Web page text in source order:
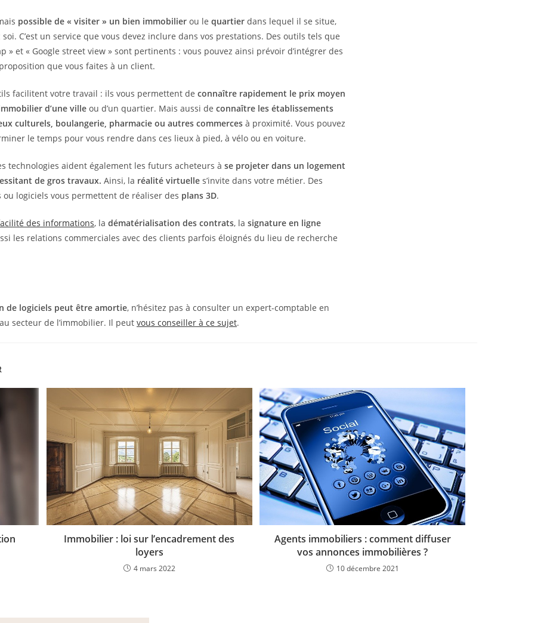
possible de « visiter » un bien immobilier ou le quartier dans lequel il se situe,
C’est un service que vous devez inclure dans vos prestations. Des outils tels que
» et « Google street view » sont pertinents : vous pouvez ainsi prévoir d’intégrer des
que vous faites à un client.
facilitent votre travail : ils vous permettent de connaître rapidement le prix moyen
d’une ville ou d’un quartier. Mais aussi de connaître les établissements
culturels, boulangerie, pharmacie ou autres commerces à proximité. Vous pouvez
le temps pour vous rendre dans ces lieux à pied, à vélo ou en voiture.
technologies aident également les futurs acheteurs à se projeter dans un logement
de gros travaux. Ainsi, la réalité virtuelle s’invite dans votre métier. Des
ou logiciels vous permettent de réaliser des plans 3D.
des informations, la dématérialisation des contrats, la signature en ligne
les relations commerciales avec des clients parfois éloignés du lieu de recherche
de logiciels peut être amortie, n’hésitez pas à consulter un expert-comptable en
secteur de l’immobilier. Il peut vous conseiller à ce sujet.
Immobilier : loi sur l’encadrement des
loyers
4 mars 2022
Agents immobiliers : comment diffuser
vos annonces immobilières ?
10 décembre 2021